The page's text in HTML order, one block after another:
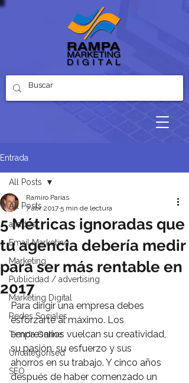
Entrada
All Posts
aliados
Email Marketing
Marketing
Publicidad / advertising
Marketing Digital
Redes Sociales
Tienda Online
Uncategorised
SEO
All Posts
5 Métricas ignoradas que
tu agencia debería medir
para ser más rentable en
2017
Ramiro Parias
7 abr 2017 5 min de lectura
Para dirigir una empresa debes
esforzarte al máximo. Los
empresarios vuelcan su creatividad,
su pasión, su esfuerzo y sus
ahorros en su trabajo. Y cinco años
después de haber comenzado un